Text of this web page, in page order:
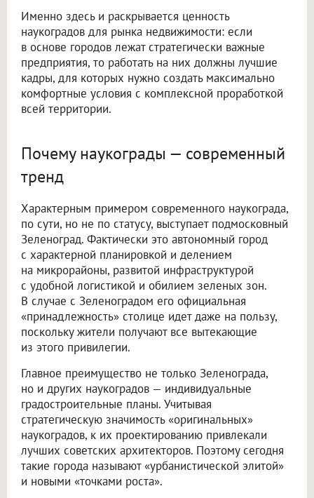
Именно здесь и раскрывается ценность
наукоградов для рынка недвижимости: если
в основе городов лежат стратегически важные
предприятия, то работать на них должны лучшие
кадры, для которых нужно создать максимально
комфортные условия с комплексной проработкой
всей территории.
Почему наукограды — современный
тренд
Характерным примером современного наукограда,
по сути, но не по статусу, выступает подмосковный
Зеленоград. Фактически это автономный город
с характерной планировкой и делением
на микрорайоны, развитой инфраструктурой
с удобной логистикой и обилием зеленых зон.
В случае с Зеленоградом его официальная
«принадлежность» столице идет даже на пользу,
поскольку жители получают все вытекающие
из этого привилегии.
Главное преимущество не только Зеленограда,
но и других наукоградов — индивидуальные
градостроительные планы. Учитывая
стратегическую значимость «оригинальных»
наукоградов, к их проектированию привлекали
лучших советских архитекторов. Поэтому сегодня
такие города называют «урбанистической элитой»
и новыми «точками роста».